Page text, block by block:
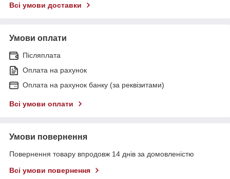
Всі умови доставки
Умови оплати
Післяплата
Оплата на рахунок
Оплата на рахунок банку (за реквізитами)
Всі умови оплати
Умови повернення
Повернення товару впродовж 14 днів за домовленістю
Всі умови повернення